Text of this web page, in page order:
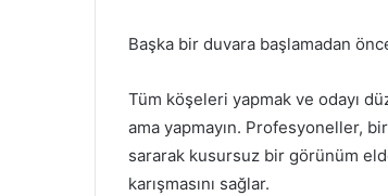
Başka bir duvara başlamadan
Tüm köşeleri yapmak ve odayı
ama yapmayın. Profesyoneller,
sararak kusursuz bir görünüm
karışmasını sağlar.